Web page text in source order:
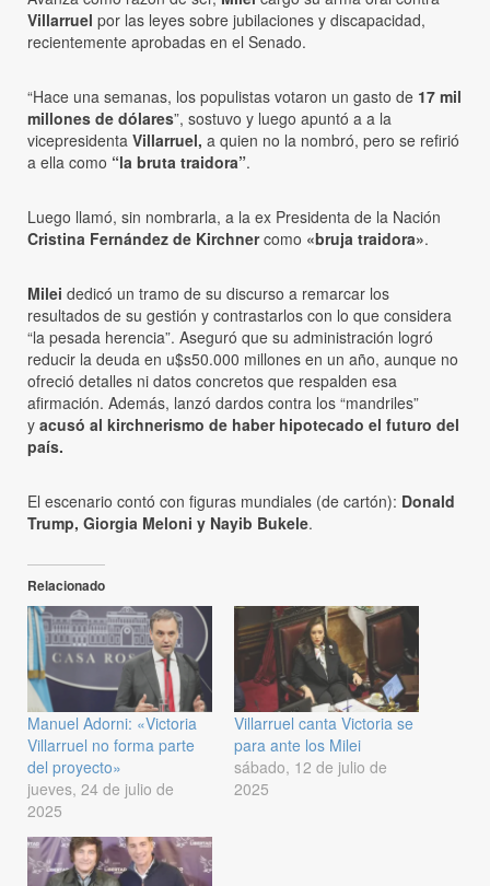
Villarruel por las leyes sobre jubilaciones y discapacidad,
recientemente aprobadas en el Senado.
“Hace una semanas, los populistas votaron un gasto de 17 mil
millones de dólares”, sostuvo y luego apuntó a a la
vicepresidenta Villarruel, a quien no la nombró, pero se refirió
a ella como “la bruta traidora”.
Luego llamó, sin nombrarla, a la ex Presidenta de la Nación
Cristina Fernández de Kirchnercomo «bruja traidora».
Milei dedicó un tramo de su discurso a remarcar los
resultados de su gestión y contrastarlos con lo que considera
“la pesada herencia”. Aseguró que su administración logró
reducir la deuda en u$s50.000 millones en un año, aunque no
ofreció detalles ni datos concretos que respalden esa
afirmación. Además, lanzó dardos contra los “mandriles”
y acusó al kirchnerismo de haber hipotecado el futuro del
país.
El escenario contó con figuras mundiales (de cartón): Donald
Trump, Giorgia Meloni y Nayib Bukele.
Relacionado
Manuel Adorni: «Victoria
Villarruel no forma parte
del proyecto»
jueves, 24 de julio de
2025
Villarruel canta Victoria se
para ante los Milei
sábado, 12 de julio de
2025